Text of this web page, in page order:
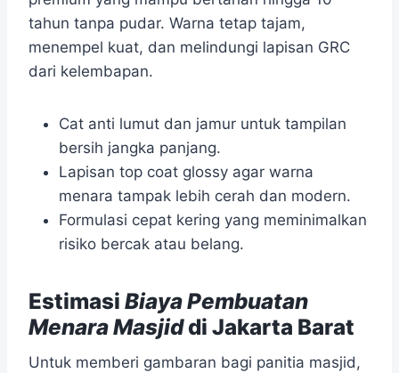
tahun tanpa pudar. Warna tetap tajam,
menempel kuat, dan melindungi lapisan GRC
dari kelembapan.
Cat anti lumut dan jamur untuk tampilan
bersih jangka panjang.
Lapisan top coat glossy agar warna
menara tampak lebih cerah dan modern.
Formulasi cepat kering yang meminimalkan
risiko bercak atau belang.
Estimasi Biaya Pembuatan
Menara Masjiddi Jakarta Barat
Untuk memberi gambaran bagi panitia masjid,